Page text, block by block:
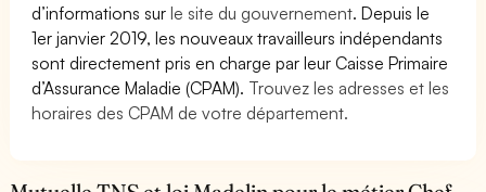
d’informations surle site du gouvernement. Depuis le
1er janvier 2019, les nouveaux travailleurs indépendants
sont directement pris en charge par leur Caisse Primaire
d’Assurance Maladie (CPAM). Trouvez les adresses et les
horaires des CPAM de votre département.